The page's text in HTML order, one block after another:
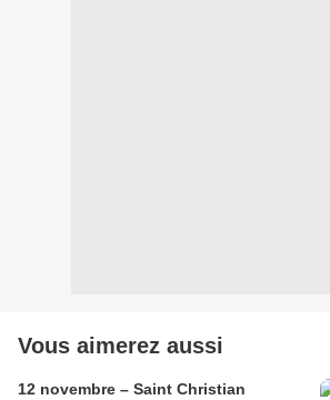
Vous aimerez aussi
12 novembre – Saint Christian